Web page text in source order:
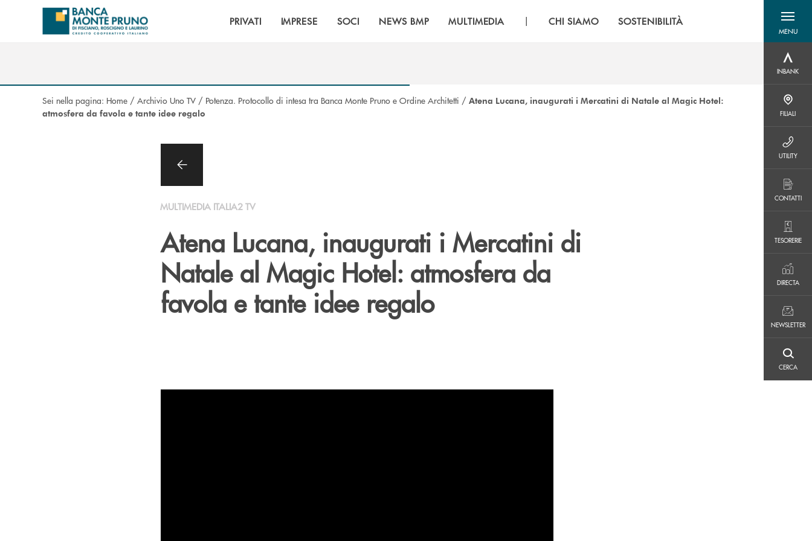
Salta al contenuto principale
PRIVATI IMPRESE SOCI NEWS BMP MULTIMEDIA | CHI SIAMO SOSTENIBILITÀ
MENU
menu
INBANK
FILIALI
FILIALI
UTILITY
CONTATTI
TESORERIE
DIRECTA
NEWSLETTER
CERCA
Sei nella pagina: Home / Archivio Uno TV / Potenza. Protocollo di intesa tra Banca Monte Pruno e Ordine Architetti / Atena Lucana, inaugurati i Mercatini di Natale al Magic Hotel:
atmosfera da favola e tante idee regalo
MULTIMEDIA ITALIA2 TV
Atena Lucana, inaugurati i Mercatini di
Natale al Magic Hotel: atmosfera da
favola e tante idee regalo